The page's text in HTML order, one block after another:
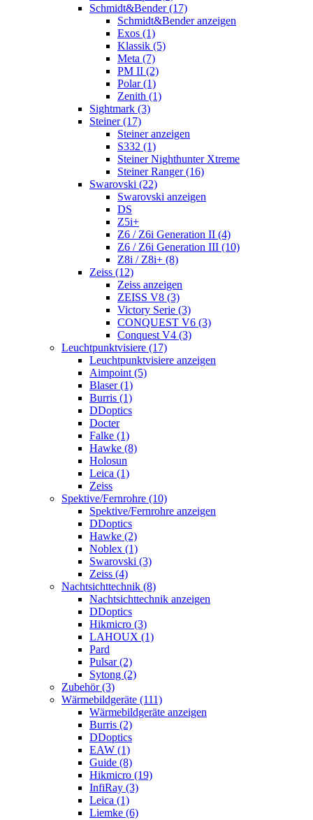
Schmidt&Bender (17)
Schmidt&Bender anzeigen
Exos (1)
Klassik (5)
Meta (7)
PM II (2)
Polar (1)
Zenith (1)
Sightmark (3)
Steiner (17)
Steiner anzeigen
S332 (1)
Steiner Nighthunter Xtreme
Steiner Ranger (16)
Swarovski (22)
Swarovski anzeigen
DS
Z5i+
Z6 / Z6i Generation II (4)
Z6 / Z6i Generation III (10)
Z8i / Z8i+ (8)
Zeiss (12)
Zeiss anzeigen
ZEISS V8 (3)
Victory Serie (3)
CONQUEST V6 (3)
Conquest V4 (3)
Leuchtpunktvisiere (17)
Leuchtpunktvisiere anzeigen
Aimpoint (5)
Blaser (1)
Burris (1)
DDoptics
Docter
Falke (1)
Hawke (8)
Holosun
Leica (1)
Zeiss
Spektive/Fernrohre (10)
Spektive/Fernrohre anzeigen
DDoptics
Hawke (2)
Noblex (1)
Swarovski (3)
Zeiss (4)
Nachtsichttechnik (8)
Nachtsichttechnik anzeigen
DDoptics
Hikmicro (3)
LAHOUX (1)
Pard
Pulsar (2)
Sytong (2)
Zubehör (3)
Wärmebildgeräte (111)
Wärmebildgeräte anzeigen
Burris (2)
DDoptics
EAW (1)
Guide (8)
Hikmicro (19)
InfiRay (3)
Leica (1)
Liemke (6)